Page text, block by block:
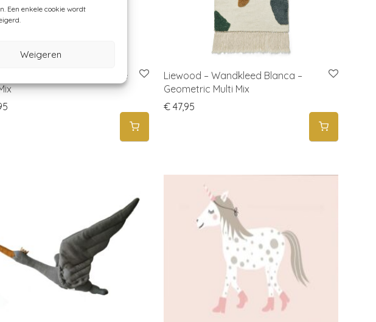
Een enkele cookie wordt
Weigeren
– Happi Flag Chain – Blue
Liewood – Wandkleed Blanca –
Geometric Multi Mix
€ 47,95